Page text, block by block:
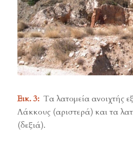
Εικ. 3:Τα λατομεία ανοιχτής
Λάκκους (αριστερά) και τα
(δεξιά).